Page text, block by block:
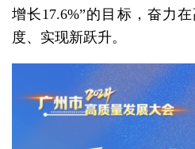
增长17.6%”的目标，奋力
度、实现新跃升。